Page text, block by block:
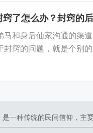
了怎么办？封窍的
马和身后仙家沟通的渠
封窍的问题，就是个别
是一种传统的民间信仰，主